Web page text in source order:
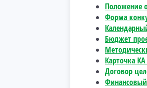
Положение
Форма
Бюджет
Карточка
Договор
Финансовый